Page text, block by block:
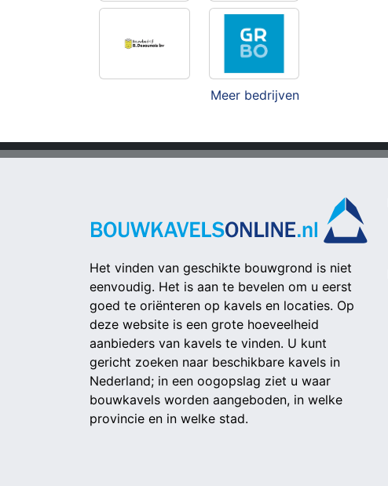
Meer bedrijven
Het vinden van geschikte bouwgrond is niet
eenvoudig. Het is aan te bevelen om u eerst
goed te oriënteren op kavels en locaties. Op
deze website is een grote hoeveelheid
aanbieders van kavels te vinden. U kunt
gericht zoeken naar beschikbare kavels in
Nederland; in een oogopslag ziet u waar
bouwkavels worden aangeboden, in welke
provincie en in welke stad.